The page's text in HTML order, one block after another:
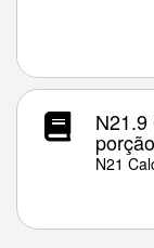
N21.9
N21